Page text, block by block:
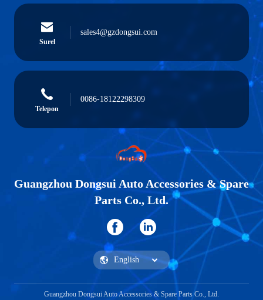
Surel
sales4@gzdongsui.com
Telepon
0086-18122298309
Guangzhou Dongsui Auto Accessories & Spare
Parts Co., Ltd.
Guangzhou Dongsui Auto Accessories & Spare Parts Co., Ltd.